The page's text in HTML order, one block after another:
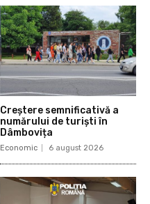
Creștere semnificativă a
numărului de turiști în
Dâmbovița
Economic 6 august 2026